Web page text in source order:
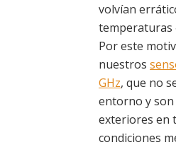
volvían
temperaturas
Por este
nuestros
GHz, que no
entorno y son
exteriores en
condiciones